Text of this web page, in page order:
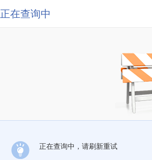
正在查询中
正在查询中，请刷新重试